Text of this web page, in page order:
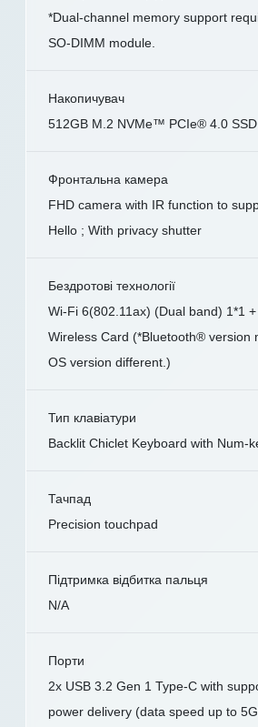
*Dual-channel memory support
SO-DIMM module.
Накопичувач
512GB M.2 NVMe™ PCIe® 4.0 SSD
Фронтальна камера
FHD camera with IR function to
Hello ; With privacy shutter
Бездротові технології
Wi-Fi 6(802.11ax) (Dual band) 1*1
Wireless Card (*Bluetooth® version
OS version different.)
Тип клавіатури
Backlit Chiclet Keyboard with Num-
Тачпад
Precision touchpad
Підтримка відбитка пальця
N/A
Порти
2x USB 3.2 Gen 1 Type-C with
power delivery (data speed up to